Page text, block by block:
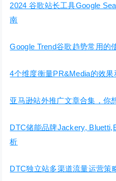
2024 谷歌站长工具Google
南
Google Trend谷歌趋势常用的
4个维度衡量PR&Media的效果
亚马逊站外推广文章合集，你
DTC储能品牌Jackery,
析
DTC独立站多渠道流量运营策